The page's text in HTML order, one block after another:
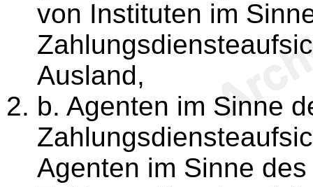
von Instituten im
Ausland,
b. Agenten im Sinne
Agenten im Sinne